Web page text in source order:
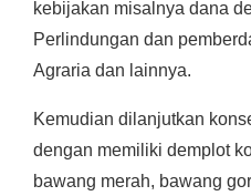
kebijakan misalnya dana
Perlindungan dan
Agraria dan lainnya.
Kemudian dilanjutkan
dengan memiliki demplot
bawang merah, bawang